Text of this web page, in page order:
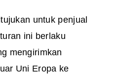
untuk penjual
ini berlaku
mengirimkan
Uni Eropa ke